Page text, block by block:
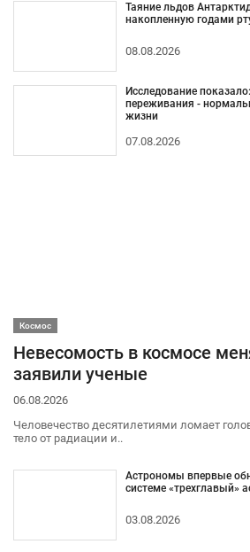
Таяние льдов
накопленную годами
08.08.2026
Исследование
переживания -
жизни
07.08.2026
Космос
Невесомость в космосе
заявили ученые
06.08.2026
Человечество десятилетиями ломает
тело от радиации и..
Астрономы впервые
системе «трехглавый»
03.08.2026